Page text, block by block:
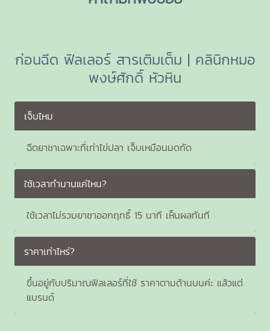
ก่อนฉีด ฟิลเลอร์ สารเติมเต็ม | คลินิกหมอ
พงษ์ศักดิ์ หัวหิน
เจ็บไหม
ฉีดยาชาเฉพาะที่เท่าไข่ปลา เจ็บเหมือนมดกัด
ใช้เวลาทำนานแค่ไหน?
ใช้เวลาไม่รวมยาชาออกฤทธิ์ 15 นาที เห็นผลทันที
ราคาเท่าไหร่?
ขึ้นอยู่กับปริมาณฟิลเลอร์ที่ใช้ ราคาตามด้านบนค่ะ แล้วแต่
แบรนด์